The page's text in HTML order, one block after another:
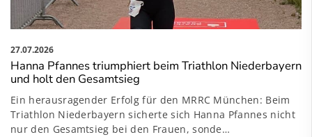
27.07.2026
Hanna Pfannes triumphiert beim Triathlon Niederbayern
und holt den Gesamtsieg
Ein herausragender Erfolg für den MRRC München: Beim
Triathlon Niederbayern sicherte sich Hanna Pfannes nicht
nur den Gesamtsieg bei den Frauen, sonde…